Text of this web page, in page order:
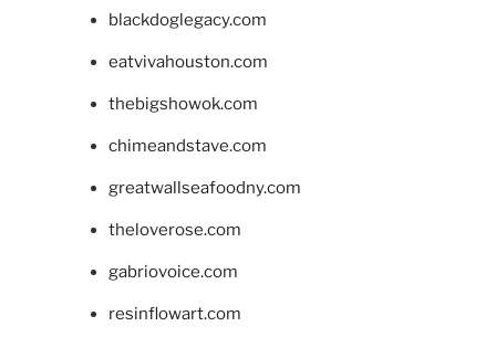
blackdoglegacy.com
eatvivahouston.com
thebigshowok.com
chimeandstave.com
greatwallseafoodny.com
theloverose.com
gabriovoice.com
resinflowart.com